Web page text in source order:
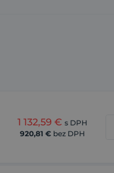
1 132,59 € s DPH
920,81 € bez DPH